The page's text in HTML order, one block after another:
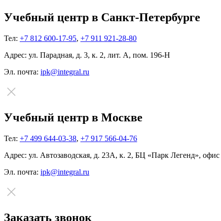
Учебный центр в Санкт-Петербурге
Тел: +7 812 600-17-95, +7 911 921-28-80
Адрес: ул. Парадная, д. 3, к. 2, лит. А, пом. 196-Н
Эл. почта: ipk@integral.ru
Учебный центр в Москве
Тел: +7 499 644-03-38, +7 917 566-04-76
Адрес: ул. Автозаводская, д. 23А, к. 2, БЦ «Парк Легенд»,
Эл. почта: ipk@integral.ru
Заказать звонок